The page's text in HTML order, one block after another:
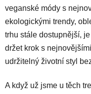
veganské módy s
ekologickými trendy,
trhu stále dostupnější,
držet krok s
udržitelný životní styl
A když už jsme u těch